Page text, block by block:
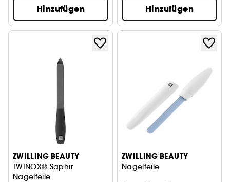
Hinzufügen Hinzufügen
ZWILLING BEAUTY
TWINOX® Saphir
Nagelfeile
ZWILLING BEAUTY
Nagelfeile